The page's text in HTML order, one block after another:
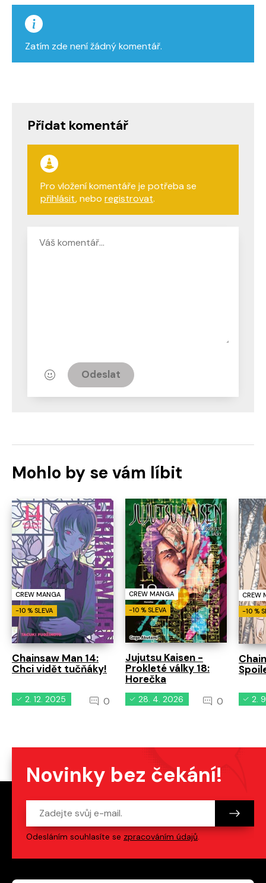
Zatím zde není žádný komentář.
Přidat komentář
Pro vložení komentáře je potřeba se
přihlásit, nebo registrovat.
Odeslat
Mohlo by se vám líbit
CREW MANGA
-10 % SLEVA
Chainsaw Man 14:
Chci vidět tučňáky!
2. 12. 2025 0
CREW MANGA
-10 % SLEVA
Jujutsu Kaisen -
Prokleté války 18:
Horečka
28. 4. 2026 0
CREW
-10 %
2.
Novinky bez čekání!
Odesláním souhlasíte se zpracováním údajů.